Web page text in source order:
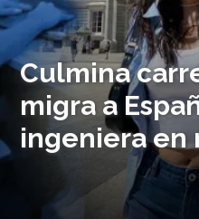
Culmina
migra a
ingeniera en